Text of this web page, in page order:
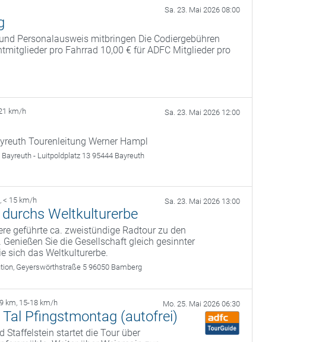
Sa. 23. Mai 2026 08:00
Personalausweis mitbringen Die Codiergebühren
pro Fahrrad 10,00 € für ADFC Mitglieder pro
km/h Sa. 23. Mai 2026 12:00
Tourenleitung Werner Hampl
- Luitpoldplatz 13 95444 Bayreuth
, < 15 km/h Sa. 23. Mai 2026 13:00
Weltkulturerbe
geführte ca. zweistündige Radtour zu den
Sie die Gesellschaft gleich gesinnter
sich das Weltkulturerbe.
Geyerswörthstraße 5 96050 Bamberg
km, 15-18 km/h Mo. 25. Mai 2026 06:30
Tal Pfingstmontag (autofrei)
Staffelstein startet die Tour über